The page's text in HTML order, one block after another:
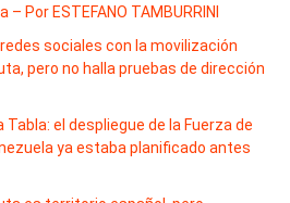
Por ESTEFANO TAMBURRINI
sociales con la movilización
pero no halla pruebas de dirección
Tabla: el despliegue de la Fuerza de
ya estaba planificado antes